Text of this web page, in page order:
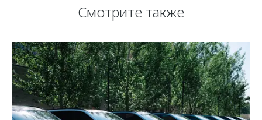
Смотрите также